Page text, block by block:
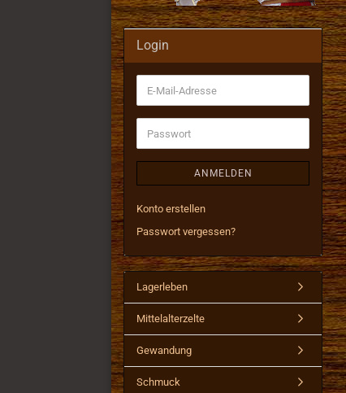
Login
E-
Mail-
Adresse
Passwort
ANMELDEN
Konto erstellen
Passwort vergessen?
Lagerleben
Mittelalterzelte
Gewandung
Schmuck